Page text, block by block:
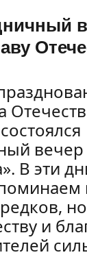
вечер
В эти
и